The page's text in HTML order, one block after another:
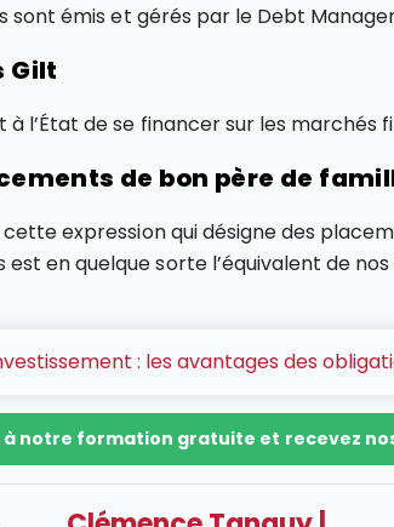
sont émis et gérés par le Debt
Gilt
l’État de se financer sur les marchés
de bon père de
cette expression qui désigne des
en quelque sorte l’équivalent de
: les avantages des
notre formation gratuite et recevez